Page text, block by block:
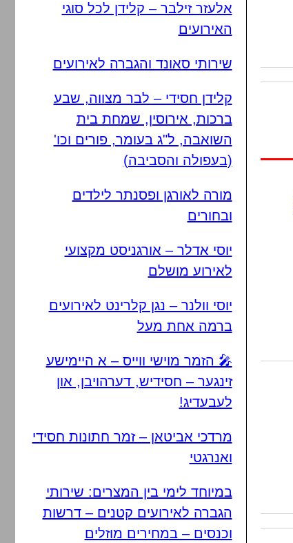
אלעזר זילבר – קלידן לכל סוגי
האירועים
שירותי סאונד והגברה לאירועים
קלידן חסידי – לבר מצווה, שבע
ברכות, אירוסין, שמחת בית
השואבה, ל"ג בעומר, פורים וכו'
(בעפולה והסביבה)
מורה לאורגן ופסנתר לילדים
ובחורים
יוסי אדלר – אורגניסט מקצועי
לאירוע מושלם
יוסי וולנר – נגן קלרינט לאירועים
ברמה אחת מעל
🎤 הזמר מוישי ווייס – א היימישע
זינגער – חסידיש, דערהויבן, און
לעבעדיג!
מרדכי אביטאן – זמר חתונות חסידי
ואנרגטי
במיוחד לימי בין המצרים: שירותי
הגברה לאירועים קטנים – דרשות
וכנסים – במחירים מוזלים